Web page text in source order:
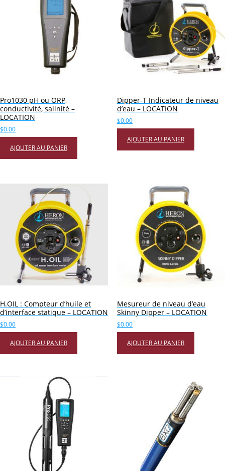
Pro1030 pH ou ORP,
conductivité, salinité –
LOCATION
$0.00
AJOUTER AU PANIER
Dipper-T Indicateur de niveau
d’eau – LOCATION
$0.00
AJOUTER AU PANIER
H.OIL : Compteur d’huile et
d’interface statique – LOCATION
$0.00
AJOUTER AU PANIER
Mesureur de niveau d’eau
Skinny Dipper – LOCATION
$0.00
AJOUTER AU PANIER